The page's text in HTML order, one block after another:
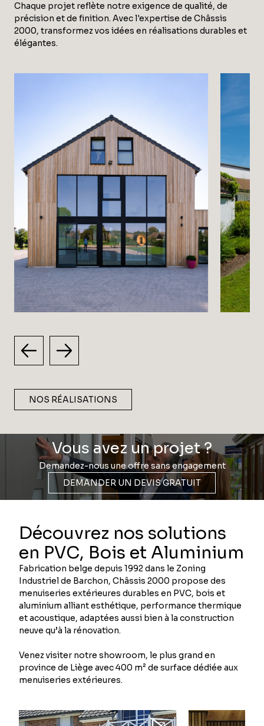
Chaque projet reflète notre exigence de qualité, de
précision et de finition. Avec l'expertise de Châssis
2000, transformez vos idées en réalisations durables et
élégantes.
NOS RÉALISATIONS
Vous avez un projet ?
Demandez-nous une offre sans engagement
DEMANDER UN DEVIS GRATUIT
Découvrez nos solutions
en PVC, Bois et Aluminium
Fabrication belge depuis 1992 dans le Zoning
Industriel de Barchon, Châssis 2000 propose des
menuiseries extérieures durables en PVC, bois et
aluminium alliant esthétique, performance thermique
et acoustique, adaptées aussi bien à la construction
neuve qu’à la rénovation.
Venez visiter notre showroom, le plus grand en
province de Liège avec 400 m² de surface dédiée aux
menuiseries extérieures.